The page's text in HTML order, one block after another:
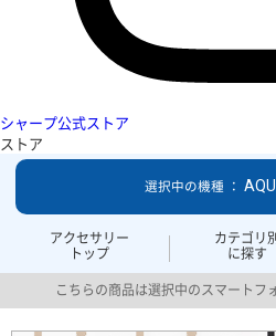
シャープ公式ストア
ストア
アクセサリー
トップ
カテゴリ別
に探す
選択中の機種 ：
こちらの商品は選択中のスマートフ